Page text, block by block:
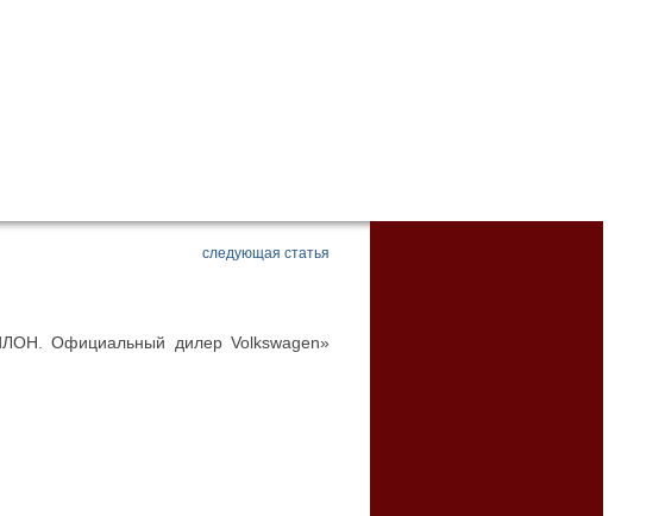
следующая статья
Официальный дилер Volkswagen»